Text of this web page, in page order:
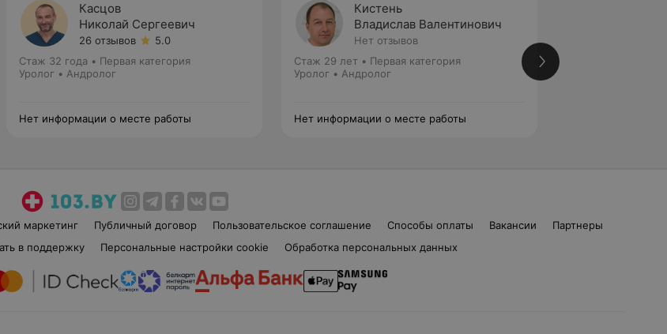
Касцов
Николай Сергеевич
26 отзывов
5.0
Стаж 32 года • Первая категория
Уролог • Андролог
Нет информации о месте работы
Кистень
Владислав Валентинович
Нет отзывов
Стаж 29 лет • Первая категория
Уролог • Андролог
Нет информации о месте работы
маркетинг Публичный договор Пользовательское соглашение Способы оплаты Вакансии
Партнеры
в поддержку Персональные настройки cookie Обработка персональных данных